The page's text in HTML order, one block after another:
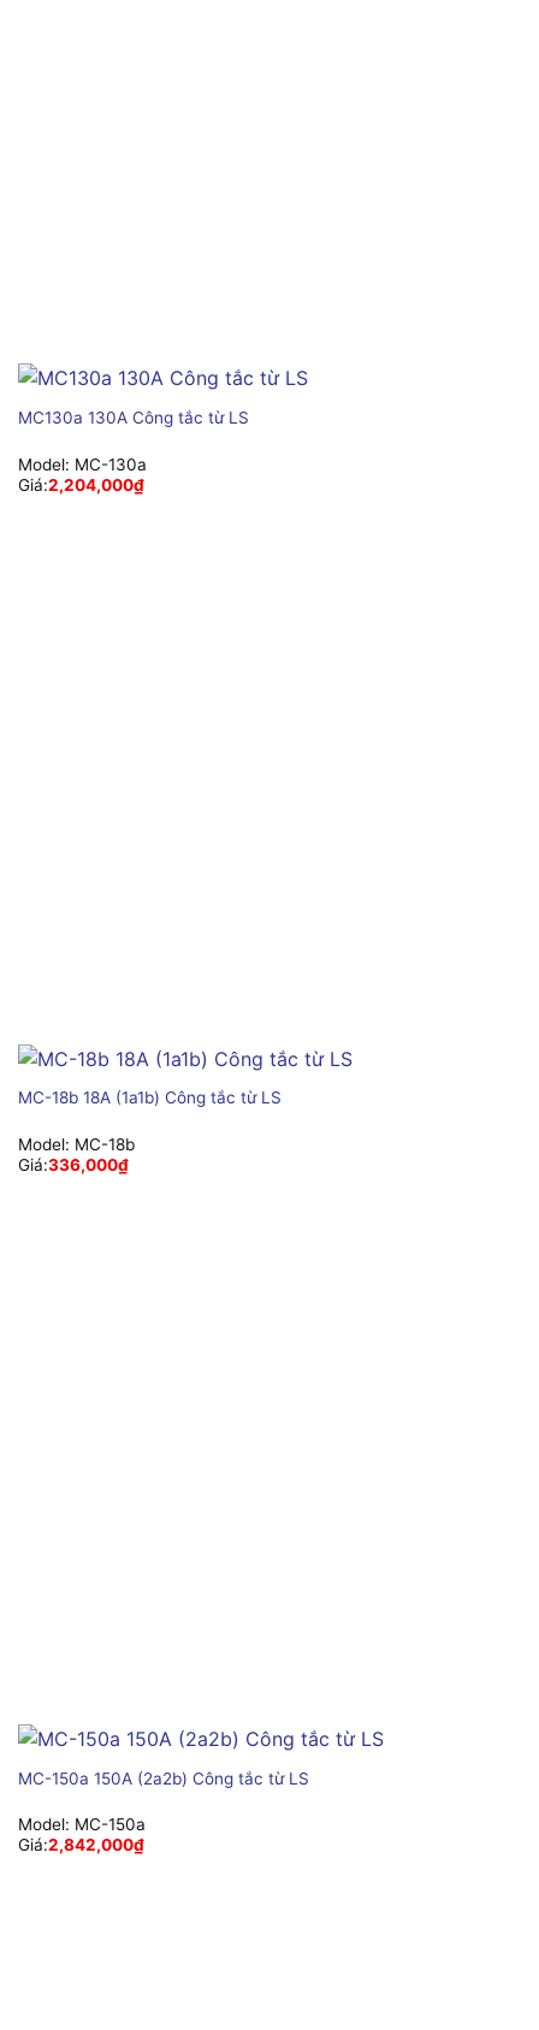
MC130a 130A Công tắc từ LS
Model: MC-130a
Giá:2,204,000₫
MC-18b 18A (1a1b) Công tắc từ LS
Model: MC-18b
Giá:336,000₫
MC-150a 150A (2a2b) Công tắc từ LS
Model: MC-150a
Giá:2,842,000₫